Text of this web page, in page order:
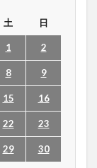
土 日
1 2
8 9
15 16
22 23
29 30